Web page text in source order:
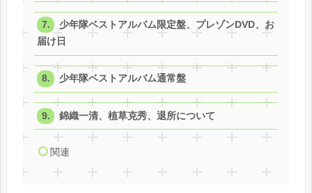
少年隊ベストアルバム限定盤、プレゾンDVD、お
届け日
少年隊ベストアルバム通常盤
錦織一清、植草克秀、退所について
関連